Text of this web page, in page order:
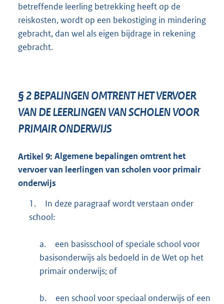
betreffende leerling betrekking heeft op de
reiskosten, wordt op een bekostiging in mindering
gebracht, dan wel als eigen bijdrage in rekening
gebracht.
§ 2 BEPALINGEN OMTRENT HET VERVOER
VAN DE LEERLINGEN VAN SCHOLEN VOOR
PRIMAIR ONDERWIJS
Artikel 9: Algemene bepalingen omtrent het
vervoer van leerlingen van scholen voor primair
onderwijs
1.
In deze paragraaf wordt verstaan onder
school:
a.
een basisschool of speciale school voor
basisonderwijs als bedoeld in de Wet op het
primair onderwijs; of
b.
een school voor speciaal onderwijs of een